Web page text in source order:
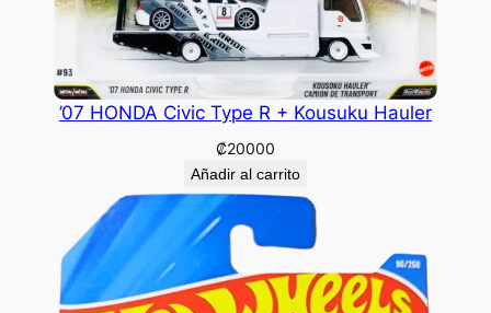
’07 HONDA Civic Type R + Kousuku Hauler
₡20000
Añadir al carrito